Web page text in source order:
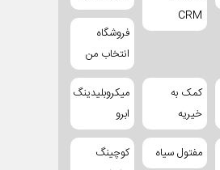
CRM
فروشگاه
انتخاب من
کمک به
خیریه
میکروبلیدینگ
ابرو
مفتول سیاه
کوچینگ